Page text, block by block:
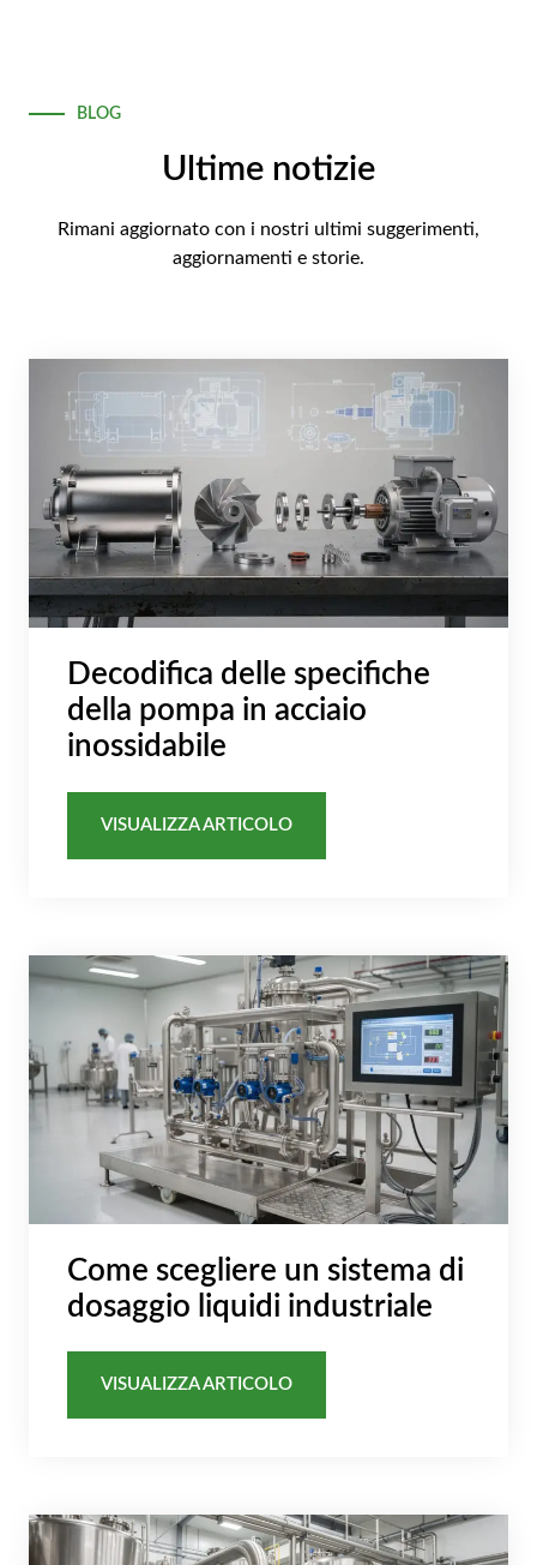
BLOG
Ultime notizie
Rimani aggiornato con i nostri ultimi suggerimenti,
aggiornamenti e storie.
Decodifica delle specifiche
della pompa in acciaio
inossidabile
VISUALIZZA ARTICOLO
Come scegliere un sistema di
dosaggio liquidi industriale
VISUALIZZA ARTICOLO